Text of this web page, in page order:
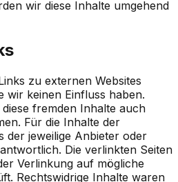
wir diese Inhalte umgehend
zu externen Websites
wir keinen Einfluss haben.
fremden Inhalte auch
Für die Inhalte der
der jeweilige Anbieter oder
Die verlinkten Seiten
Verlinkung auf mögliche
Rechtswidrige Inhalte waren